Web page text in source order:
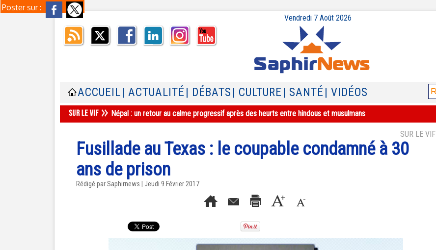
Poster sur :
Vendredi 7 Août 2026
ACCUEIL | ACTUALITÉ | DÉBATS | CULTURE | SANTÉ | VIDÉOS
Népal : un retour au calme progressif après des heurts entre hindous et musulmans
SUR LE VIF
Fusillade au Texas : le coupable condamné à 30
ans de prison
Rédigé par Saphirnews | Jeudi 9 Février 2017